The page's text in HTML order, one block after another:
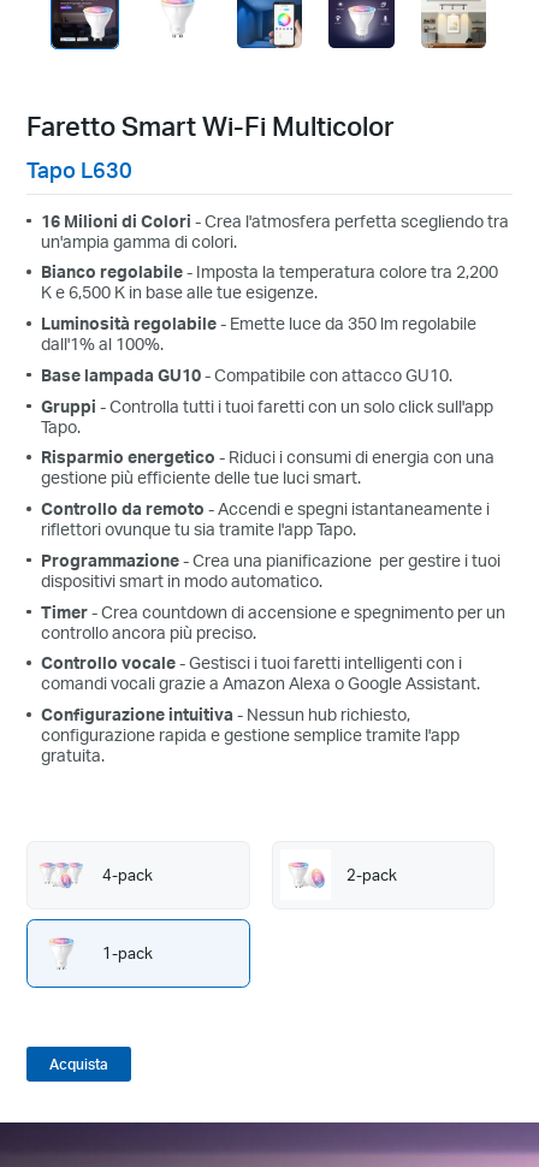
Faretto Smart Wi-Fi Multicolor
Tapo L630
16 Milioni di Colori - Crea l'atmosfera perfetta scegliendo tra
un'ampia gamma di colori.
Bianco regolabile- Imposta la temperatura colore tra 2,200
K e 6,500 K in base alle tue esigenze.
Luminosità regolabile- Emette luce da 350 lm regolabile
dall'1% al 100%.
Base lampada GU10- Compatibile con attacco GU10.
Gruppi- Controlla tutti i tuoi faretti con un solo click sull'app
Tapo.
Risparmio energetico - Riduci i consumi di energia con una
gestione più efficiente delle tue luci smart.
Controllo da remoto - Accendi e spegni istantaneamente i
riflettori ovunque tu sia tramite l'app Tapo.
Programmazione- Crea una pianificazione per gestire i tuoi
dispositivi smart in modo automatico.
Timer- Crea countdown di accensione e spegnimento per un
controllo ancora più preciso.
Controllo vocale- Gestisci i tuoi faretti intelligenti con i
comandi vocali grazie a Amazon Alexa o Google Assistant.
Configurazione intuitiva - Nessun hub richiesto,
configurazione rapida e gestione semplice tramite l'app
gratuita.
4-pack 2-pack
1-pack
Acquista